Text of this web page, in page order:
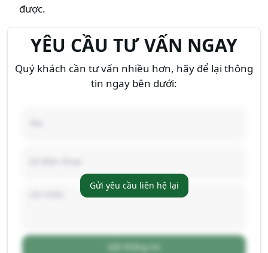
được.
YÊU CẦU TƯ VẤN NGAY
Quý khách cần tư vấn nhiều hơn, hãy để lại thông
tin ngay bên dưới:
Gửi thông tin
Gửi yêu cầu liên hệ lại